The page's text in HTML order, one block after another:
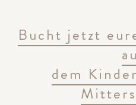
Bucht jetzt
dem